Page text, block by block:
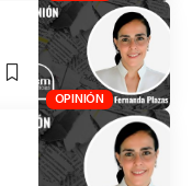
OPINIÓN